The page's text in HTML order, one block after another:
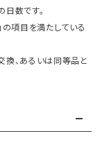
数です。
項目を満たしている
、あるいは同等品と